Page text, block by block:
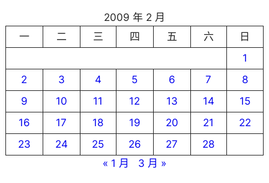
2009 年 2 月
一
二 三 四 五 六
日
1
2
3 4 5 6 7
8
9
10 11 12 13 14
15
16
17 18 19 20 21
22
23
24 25 26 27
28
« 1 月
3 月 »